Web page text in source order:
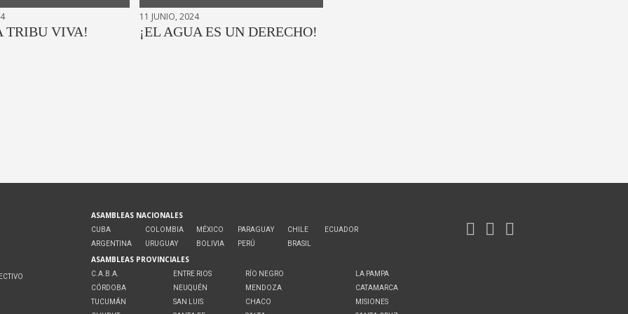
TRIBU VIVA!
11 JUNIO, 2024
¡EL AGUA ES UN DERECHO!
ASAMBLEAS NACIONALES
CUBA
ARGENTINA
COLOMBIA
URUGUAY
MÉXICO
BOLIVIA
PARAGUAY
PERÚ
CHILE
BRASIL
ECUADOR
ASAMBLEAS PROVINCIALES
C.A.B.A.
CÓRDOBA
TUCUMÁN
ENTRE RIOS
NEUQUÉN
SAN LUIS
RÍO NEGRO
MENDOZA
CHACO
LA PAMPA
CATAMARCA
MISIONES